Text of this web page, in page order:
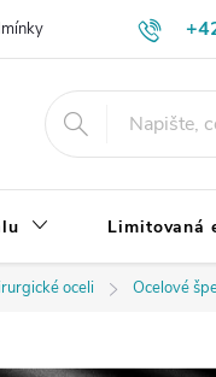
Výměna, vrácení
Limitovaná
oceli Ocelové